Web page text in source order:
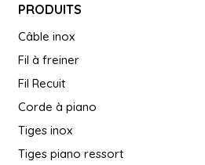
PRODUITS
Câble inox
Fil à freiner
Fil Recuit
Corde à piano
Tiges inox
Tiges piano ressort